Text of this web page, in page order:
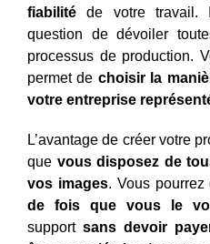
fiabilité de votre travail.
question de dévoiler
processus de production.
permet de choisir la
votre entreprise
L’avantage de créer votre
que vous disposez de
vos images. Vous pourrez
de fois que vous le
supportsans devoir